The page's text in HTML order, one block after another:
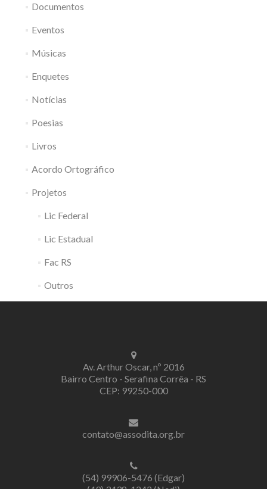
Documentos
Eventos
Músicas
Enquetes
Notícias
Poesias
Livros
Acordo Ortográfico
Projetos
Lic Federal
Lic Estadual
Fac RS
Outros
Av. Arthur Oscar, nº 2016
Bairro Centro - Serafina Corrêa - RS
CEP: 99250-000
contato@assodita.org.br
(54) 99906-5476 (Edgar)